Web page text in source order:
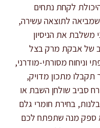
לקחת נתחים
לתוצאה עשירה,
משלבת את הניסיון
של אבקת מרק בצל
וניחוח מסורתי-מודרני,
תקבלו מתכון מדויק,
סביב שולחן השבת או
בחירת חומרי גלם
ספק מנה שתפתח לכם